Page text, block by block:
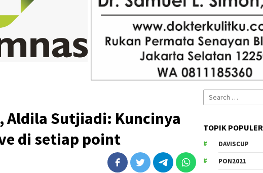
Aldila Sutjiadi: Kuncinya
di setiap point
Search
for:
TOPIK POPULER
DAVISCUP
PON2021